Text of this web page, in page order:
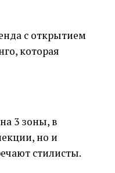
с открытием
которая
3 зоны, в
но и
стилисты.